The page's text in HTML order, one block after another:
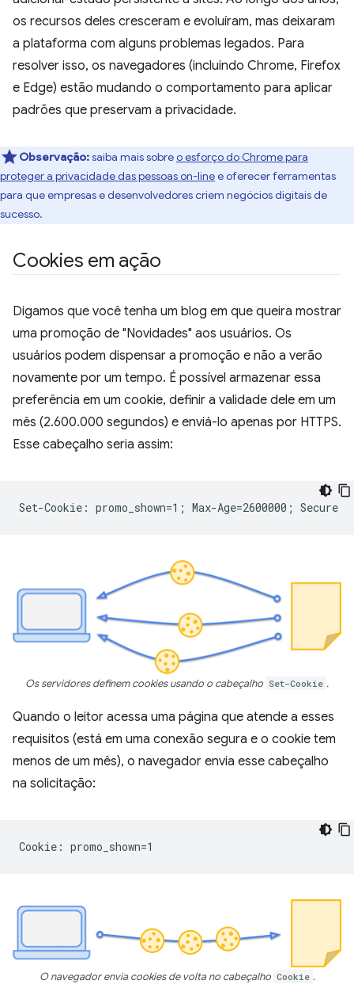
os recursos deles cresceram e evoluíram, mas deixaram
a plataforma com alguns problemas legados. Para
resolver isso, os navegadores (incluindo Chrome, Firefox
e Edge) estão mudando o comportamento para aplicar
padrões que preservam a privacidade.
Observação:saiba mais sobreo esforço do Chrome para
proteger a privacidade das pessoas on-linee oferecer ferramentas
para que empresas e desenvolvedores criem negócios digitais de
sucesso.
Cookies em ação
Digamos que você tenha um blog em que queira mostrar
uma promoção de "Novidades" aos usuários. Os
usuários podem dispensar a promoção e não a verão
novamente por um tempo. É possível armazenar essa
preferência em um cookie, definir a validade dele em um
mês (2.600.000 segundos) e enviá-lo apenas por HTTPS.
Esse cabeçalho seria assim:
Os servidores definem cookies usando o cabeçalho Set-Cookie .
Quando o leitor acessa uma página que atende a esses
requisitos (está em uma conexão segura e o cookie tem
menos de um mês), o navegador envia esse cabeçalho
na solicitação:
O navegador envia cookies de volta no cabeçalho Cookie .